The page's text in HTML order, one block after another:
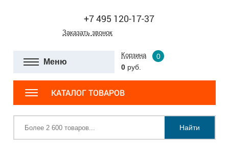
+7 495 120-17-37
Заказать звонок
Меню
Корзина
0
0 руб.
КАТАЛОГ ТОВАРОВ
Найти